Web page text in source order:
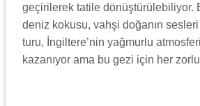
geçirilerek tatile dönüştürülebiliyor.
deniz kokusu, vahşi doğanın
turu, İngiltere’nin yağmurlu
kazanıyor ama bu gezi için her